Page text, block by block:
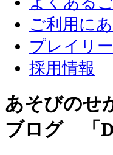
ご利用に
プレイリ
採用情報
あそびのせ
ブログ 「